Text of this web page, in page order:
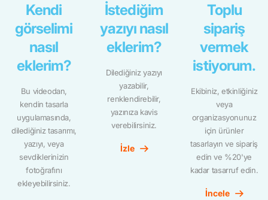
Kendi
görselimi
nasıl
eklerim?
Bu videodan,
kendin tasarla
uygulamasında,
dilediğiniz tasarımı,
yazıyı, veya
sevdiklerinizin
fotoğrafını
ekleyebilirsiniz.
İstediğim
yazıyı nasıl
eklerim?
Dilediğiniz yazıyı
yazabilir,
renklendirebilir,
yazınıza kavis
verebilirsiniz.
İzle
Toplu
sipariş
vermek
istiyorum.
Ekibiniz, etkinliğiniz
veya
organizasyonunuz
için ürünler
tasarlayın ve sipariş
edin ve %20'ye
kadar tasarruf edin.
İncele